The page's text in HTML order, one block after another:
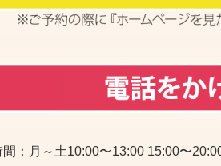
間：月～土10:00〜13:00 15:00〜